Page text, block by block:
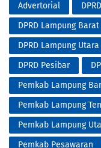
Advertorial
DPRD Lampung Barat
DPRD Lampung Utara
DPRD Pesibar
Pemkab Lampung
Pemkab Lampung
Pemkab Lampung
Pemkab Pesawaran